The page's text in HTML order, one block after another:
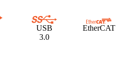
USB
3.0
EtherCAT